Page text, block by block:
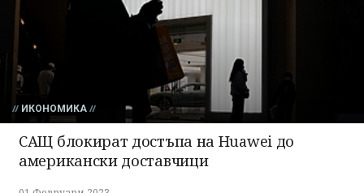
ИКОНОМИКА
САЩ блокират достъпа на Huawei до
американски доставчици